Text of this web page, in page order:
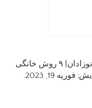
دکتر ندا. تاپ نیوز: دلایل اصلی گریه نوزادان| ۹ روش خانگی
برای آرام کردن نوزادان. آخرین ویرایش: فوریه 19, 2023.